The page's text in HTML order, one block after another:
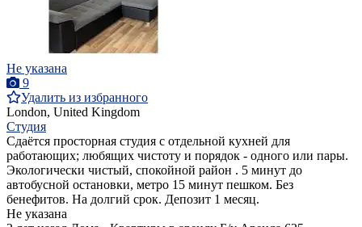
Не указана
9
Удалить из избранного
London, United Kingdom
Студия
Сдаётся просторная студия с отдельной кухней для
работающих; любящих чистоту и порядок - одного или пары.
Экологически чистый, спокойной район . 5 минут до
автобусной остановки, метро 15 минут пешком. Без
бенефитов. На долгий срок. Депозит 1 месяц.
Не указана